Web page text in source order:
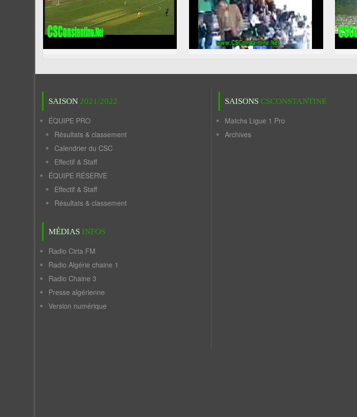
SAISON 2021/2022
ÉQUIPE PRO
Résultats & classement
Calendrier du CSC
Effectif & Staff
ÉQUIPE RÉSERVE
Effectif & Staff
Résultats & classement
MÉDIAS INFOS
Radio Cirta FM
Radio Algérie chaine 1
Radio Chaine 3
Presse algérienne
Version numérique
SAISONS CSCONSTANTINE
Matchs Ligue 1 Pro
Archives